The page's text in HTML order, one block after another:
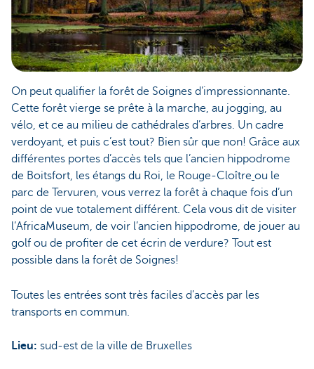
On peut qualifier la forêt de Soignes d’impressionnante.
Cette forêt vierge se prête à la marche, au jogging, au
vélo, et ce au milieu de cathédrales d’arbres. Un cadre
verdoyant, et puis c’est tout? Bien sûr que non! Grâce aux
différentes portes d’accès tels que l’ancien hippodrome
de Boitsfort, les étangs du Roi, le Rouge-Cloître ou le
parc de Tervuren, vous verrez la forêt à chaque fois d’un
point de vue totalement différent. Cela vous dit de visiter
l’AfricaMuseum, de voir l’ancien hippodrome, de jouer au
golf ou de profiter de cet écrin de verdure? Tout est
possible dans la forêt de Soignes!
Toutes les entrées sont très faciles d’accès par les
transports en commun.
Lieu: sud-est de la ville de Bruxelles